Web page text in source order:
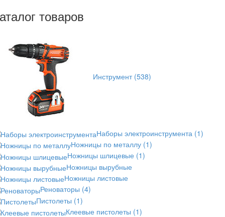
товаров
Инструмент (538)
Наборы электроинструмента (1)
Ножницы по металлу (1)
Ножницы шлицевые (1)
Ножницы вырубные
Ножницы листовые
Реноваторы (4)
Пистолеты (1)
Клеевые пистолеты (1)